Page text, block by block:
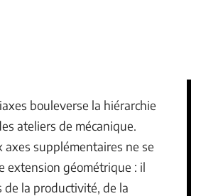
bouleverse la hiérarchie
ateliers de mécanique.
axes supplémentaires ne se
extension géométrique : il
de la productivité, de la